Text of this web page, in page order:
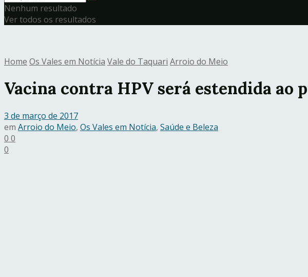
Nenhum resultado
Ver todos os resultados
Home Os Vales em Notícia Vale do Taquari Arroio do Meio
Vacina contra HPV será estendida ao
3 de março de 2017
em Arroio do Meio, Os Vales em Notícia, Saúde e Beleza
0 0
0